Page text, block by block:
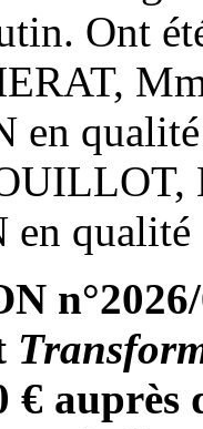
Ont
qualité
auprès